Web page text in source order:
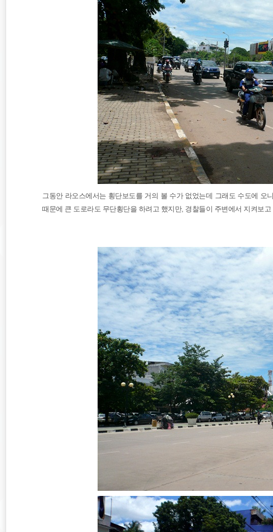
그동안 라오스에서는 횡단보도를 거의 볼 수가 없었는데 그래도 수도에
때문에 큰 도로라도 무단횡단을 하려고 했지만, 경찰들이 주변에서 지켜보